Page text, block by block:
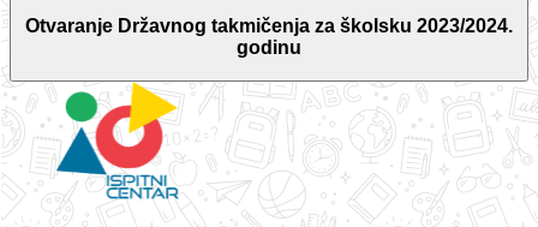
Otvaranje Državnog takmičenja za školsku 2023/2024.
godinu